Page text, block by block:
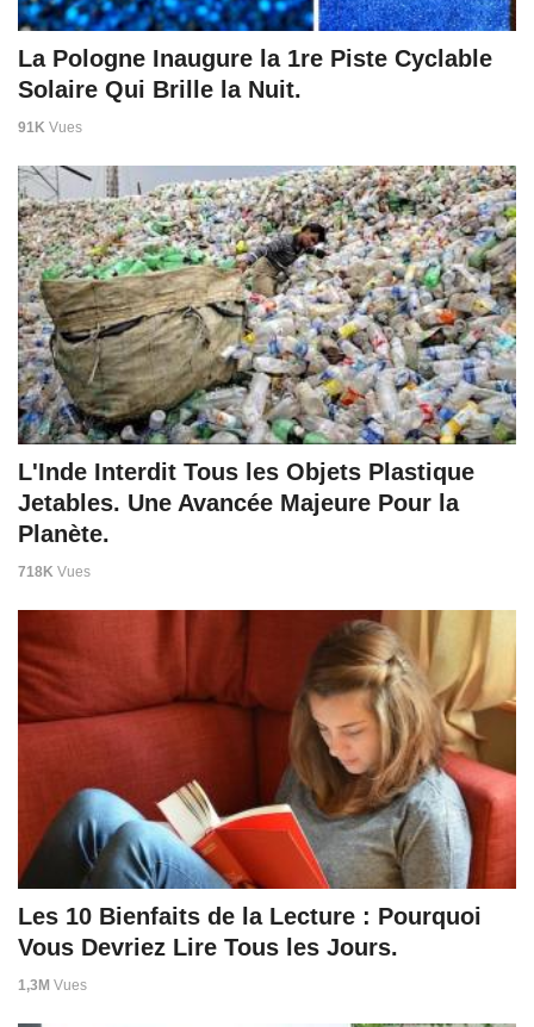
La Pologne Inaugure la 1re Piste Cyclable
Solaire Qui Brille la Nuit.
91K Vues
L'Inde Interdit Tous les Objets Plastique
Jetables. Une Avancée Majeure Pour la
Planète.
718K Vues
Les 10 Bienfaits de la Lecture : Pourquoi
Vous Devriez Lire Tous les Jours.
1,3M Vues